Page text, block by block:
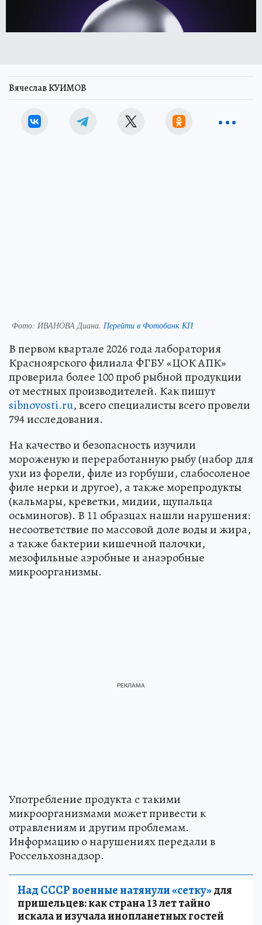
Вячеслав КУИМОВ
Фото: ИВАНОВА Диана. Перейти в Фотобанк КП
В первом квартале 2026 года лаборатория
Красноярского филиала ФГБУ «ЦОК АПК»
проверила более 100 проб рыбной продукции
от местных производителей. Как пишут
sibnovosti.ru, всего специалисты всего провели
794 исследования.
На качество и безопасность изучили
мороженую и переработанную рыбу (набор для
ухи из форели, филе из горбуши, слабосоленое
филе нерки и другое), а также морепродукты
(кальмары, креветки, мидии, щупальца
осьминогов). В 11 образцах нашли нарушения:
несоответствие по массовой доле воды и жира,
а также бактерии кишечной палочки,
мезофильные аэробные и анаэробные
микроорганизмы.
Употребление продукта с такими
микроорганизмами может привести к
отравлениям и другим проблемам.
Информацию о нарушениях передали в
Россельхознадзор.
Над СССР военные натянули «сетку»для
пришельцев: как страна 13 лет тайно
искала и изучала инопланетных гостей